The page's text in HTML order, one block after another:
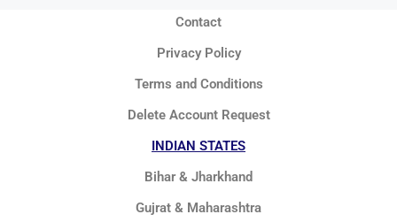
Contact
Privacy Policy
Terms and Conditions
Delete Account Request
INDIAN STATES
Bihar & Jharkhand
Gujrat & Maharashtra